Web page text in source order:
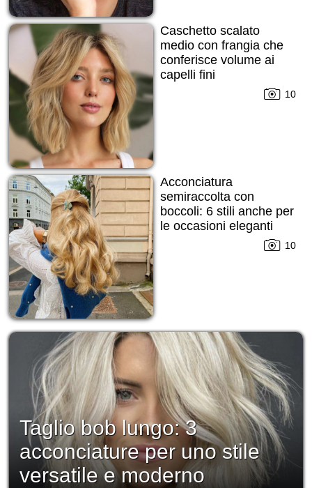
Caschetto scalato
medio con frangia che
conferisce volume ai
capelli fini
10
Acconciatura
semiraccolta con
boccoli: 6 stili anche per
le occasioni eleganti
10
Taglio bob lungo: 3
acconciature per uno stile
versatile e moderno